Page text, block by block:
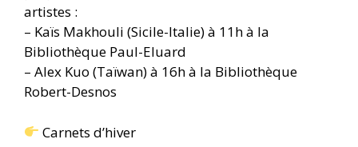
artistes :
– Kaïs Makhouli (Sicile-Italie) à 11h à la
Bibliothèque Paul-Eluard
– Alex Kuo (Taïwan) à 16h à la Bibliothèque
Robert-Desnos
Carnets d’hiver